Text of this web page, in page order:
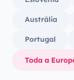
Austrália
Portugal
Toda a